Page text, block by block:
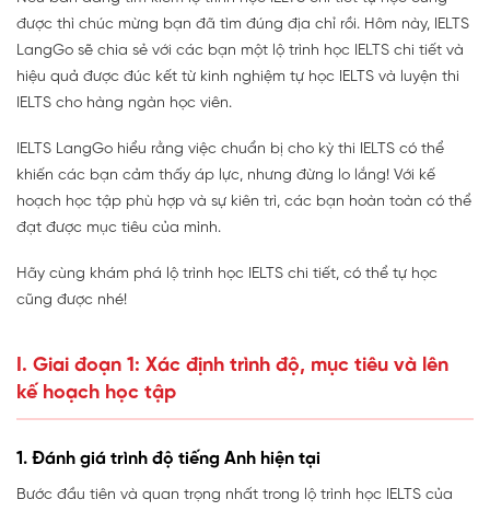
được thì chúc mừng bạn đã tìm đúng địa chỉ rồi. Hôm này, IELTS
LangGo sẽ chia sẻ với các bạn một lộ trình học IELTS chi tiết và
hiệu quả được đúc kết từ kinh nghiệm tự học IELTS và luyện thi
IELTS cho hàng ngàn học viên.
IELTS LangGo hiểu rằng việc chuẩn bị cho kỳ thi IELTS có thể
khiến các bạn cảm thấy áp lực, nhưng đừng lo lắng! Với kế
hoạch học tập phù hợp và sự kiên trì, các bạn hoàn toàn có thể
đạt được mục tiêu của mình.
Hãy cùng khám phá lộ trình học IELTS chi tiết, có thể tự học
cũng được nhé!
I. Giai đoạn 1: Xác định trình độ, mục tiêu và lên
kế hoạch học tập
1. Đánh giá trình độ tiếng Anh hiện tại
Bước đầu tiên và quan trọng nhất trong lộ trình học IELTS của